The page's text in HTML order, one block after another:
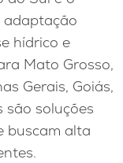
adaptação
hídrico e
Mato Grosso,
Gerais, Goiás,
são soluções
buscam alta